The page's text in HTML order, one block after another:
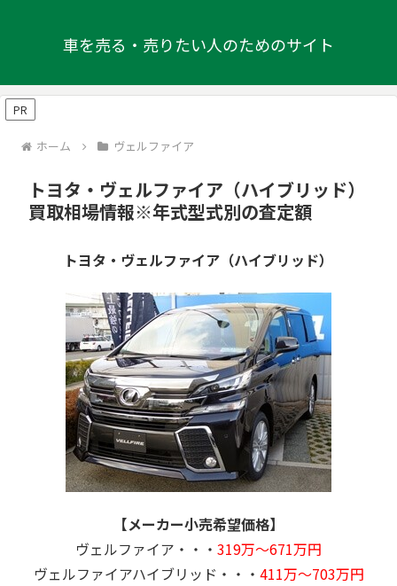
車を売る・売りたい人のためのサイト
PR
ホーム ヴェルファイア
トヨタ・ヴェルファイア（ハイブリッド）
買取相場情報※年式型式別の査定額
トヨタ・ヴェルファイア（ハイブリッド）
【メーカー小売希望価格】
ヴェルファイア・・・ 319万～671万円
ヴェルファイアハイブリッド・・・ 411万～703万円